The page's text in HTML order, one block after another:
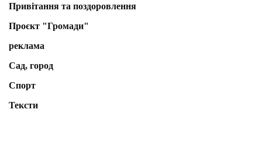
Привітання та поздоровлення
Проєкт "Громади"
реклама
Сад, город
Спорт
Тексти